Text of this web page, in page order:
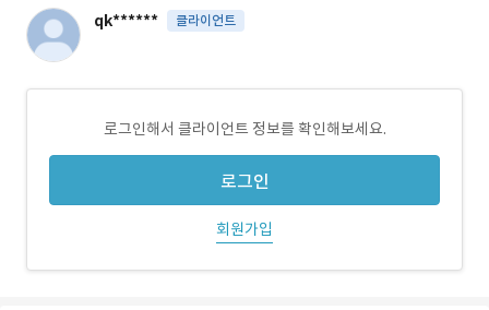
qk****** 클라이언트
로그인해서 클라이언트 정보를 확인해보세요.
로그인
회원가입